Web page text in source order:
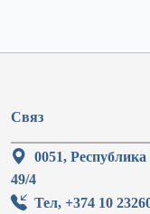
Связ
0051,
49/4
Тел, +374 10